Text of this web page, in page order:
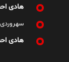
هادی
سهروردی
هادی